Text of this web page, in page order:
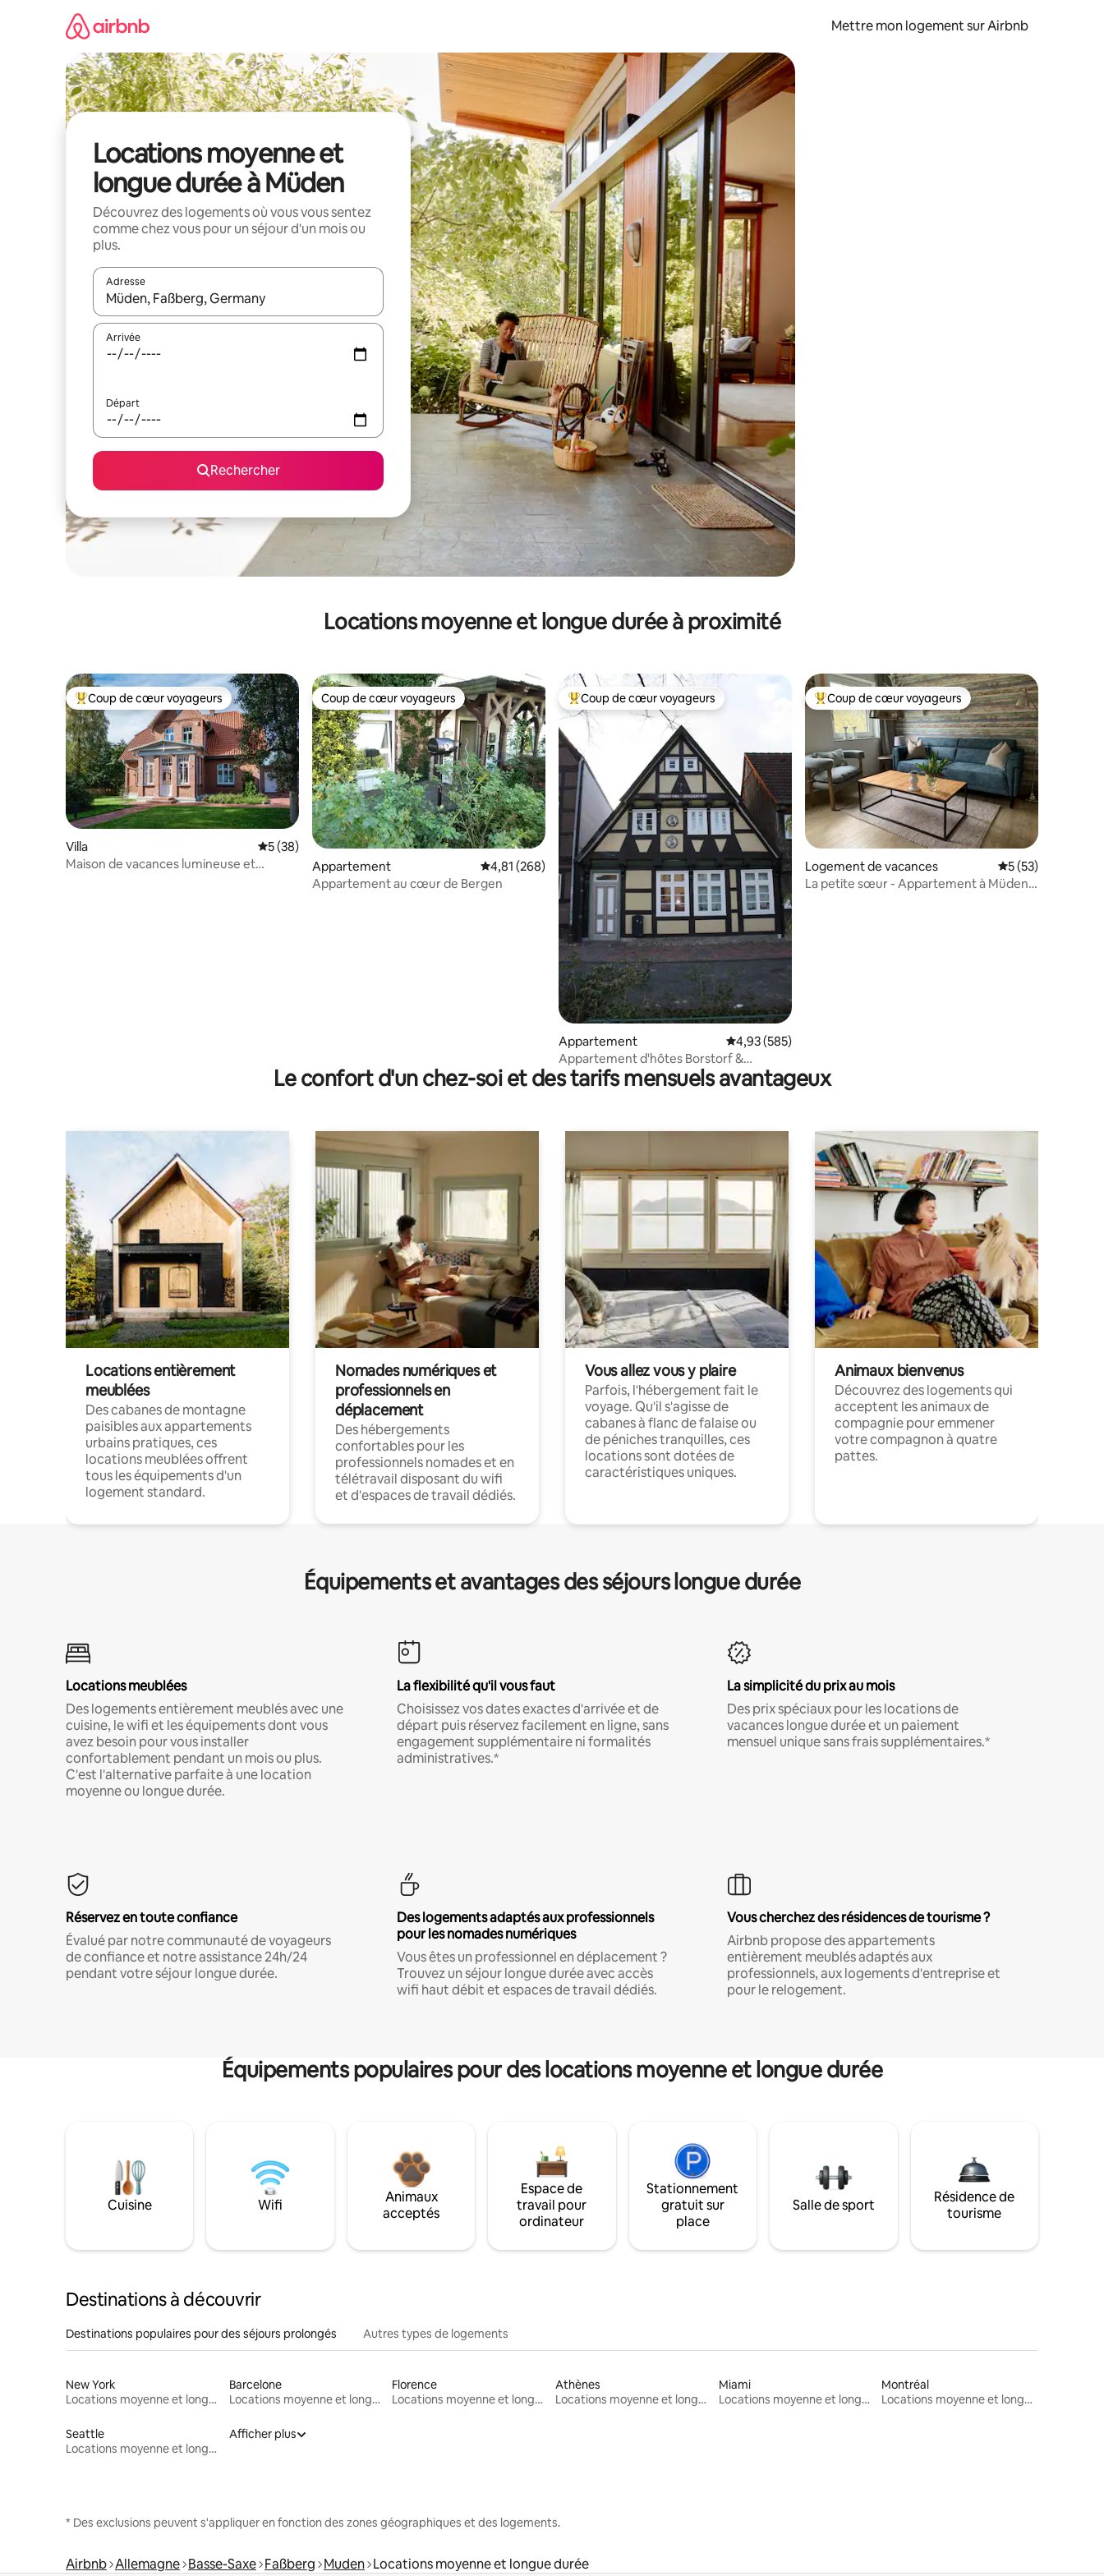
Mettre mon logement sur Airbnb
Locations moyenne et
longue durée à Müden
Découvrez des logements où vous vous sentez
comme chez vous pour un séjour d'un mois ou
plus.
Adresse
Lorsque les résultats s'affichent, utilisez les flèches vers le haut et vers le bas pour les parcourir ou en appuyant et en faisant glisser.
Arrivée
Départ
Rechercher
Locations moyenne et longue durée à proximité
Coups de cœur voyageurs les plus appréciés
Coup de cœur voyageurs
Villa Évaluation moyenne sur la base de 38 commentaires : 5 sur 5
5 (38)
Maison de vacances lumineuse et
Coup de cœur voyageurs
Coup de cœur voyageurs
Appartement Évaluation moyenne sur la base de 268 commentaires : 4,81 sur 5
4,81 (268)
Appartement au cœur de Bergen
Coups de cœur voyageurs les plus appréciés
Coup de cœur voyageurs
Appartement Évaluation moyenne sur la base de 585 commentaires : 4,93 sur 5
4,93 (585)
Appartement d'hôtes Borstorf &
Schwarz
Coups de cœur voyageurs les plus appréciés
Coup de cœur voyageurs
Logement de vacances Évaluation
5 (53)
La petite sœur - Appartement à Müden /
Le confort d'un chez-soi et des tarifs mensuels avantageux
Locations entièrement
meublées
Des cabanes de montagne
paisibles aux appartements
urbains pratiques, ces
locations meublées offrent
tous les équipements d'un
logement standard.
Nomades numériques et
professionnels en
déplacement
Des hébergements
confortables pour les
professionnels nomades et en
télétravail disposant du wifi
et d'espaces de travail dédiés.
Vous allez vous y plaire
Parfois, l'hébergement fait le
voyage. Qu'il s'agisse de
cabanes à flanc de falaise ou
de péniches tranquilles, ces
locations sont dotées de
caractéristiques uniques.
Animaux bienvenus
Découvrez des logements qui
acceptent les animaux de
compagnie pour emmener
votre compagnon à quatre
pattes.
Équipements et avantages des séjours longue durée
Locations meublées
Des logements entièrement meublés avec une
cuisine, le wifi et les équipements dont vous
avez besoin pour vous installer
confortablement pendant un mois ou plus.
C'est l'alternative parfaite à une location
moyenne ou longue durée.
La flexibilité qu'il vous faut
Choisissez vos dates exactes d'arrivée et de
départ puis réservez facilement en ligne, sans
engagement supplémentaire ni formalités
administratives.*
La simplicité du prix au mois
Des prix spéciaux pour les locations de
vacances longue durée et un paiement
mensuel unique sans frais supplémentaires.*
Réservez en toute confiance
Évalué par notre communauté de voyageurs
de confiance et notre assistance 24h/24
pendant votre séjour longue durée.
Des logements adaptés aux professionnels
pour les nomades numériques
Vous êtes un professionnel en déplacement ?
Trouvez un séjour longue durée avec accès
wifi haut débit et espaces de travail dédiés.
Vous cherchez des résidences de tourisme ?
Airbnb propose des appartements
entièrement meublés adaptés aux
professionnels, aux logements d'entreprise et
pour le relogement.
Équipements populaires pour des locations moyenne et longue durée
Cuisine Wifi
Animaux
acceptés
Espace de
travail pour
ordinateur
Stationnement
gratuit sur
place
Salle de sport
Résidence de
tourisme
Destinations à découvrir
Destinations populaires pour des séjours prolongés Autres types de logements
New York
Locations moyenne et longue durée
Barcelone
Locations moyenne et longue durée
Florence
Locations moyenne et longue durée
Athènes
Locations moyenne et longue durée
Miami
Locations moyenne et longue durée
Montréal
Locations moyenne et longue durée
Seattle
Locations moyenne et longue durée
Afficher plus
* Des exclusions peuvent s'appliquer en fonction des zones géographiques et des logements.
Airbnb Allemagne Basse-Saxe Faßberg Muden Locations moyenne et longue durée